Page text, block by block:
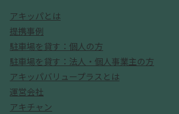
アキッパとは
提携事例
駐車場を貸す：個人の方
駐車場を貸す：法人・個人事業主の方
アキッパバリュープラスとは
運営会社
アキチャン